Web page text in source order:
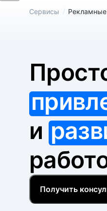
Сервисы /
и
Получить